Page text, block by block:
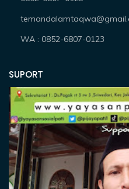
WA : 0852-6807-0123
SUPORT